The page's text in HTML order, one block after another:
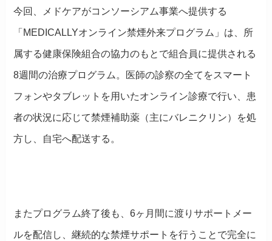
今回、メドケアがコンソーシアム事業へ提供する
「MEDICALLYオンライン禁煙外来プログラム」は、所
属する健康保険組合の協力のもとで組合員に提供される
8週間の治療プログラム。医師の診察の全てをスマート
フォンやタブレットを用いたオンライン診療で行い、患
者の状況に応じて禁煙補助薬（主にバレニクリン）を処
方し、自宅へ配送する。
またプログラム終了後も、6ヶ月間に渡りサポートメー
ルを配信し、継続的な禁煙サポートを行うことで完全に